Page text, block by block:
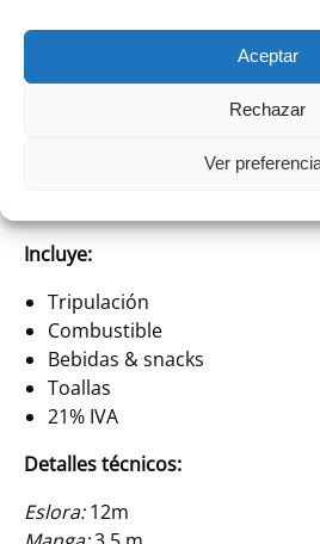
Aceptar
Rechazar
Ver
salón amplio, lo que lo hace
fin de semana o excursiones de
diseñada para socializar y
asientos amplios y una zona
avanzados, el C35 garantiza una
Incluye:
Tripulación
Combustible
Bebidas & snacks
Toallas
21% IVA
Detalles técnicos:
Eslora:12m